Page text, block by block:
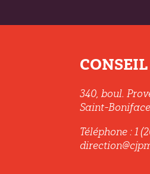
340, boul.
Saint-
Téléphone : 1